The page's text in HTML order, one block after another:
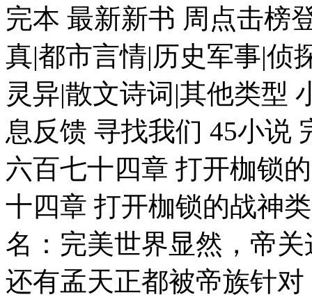
完本 最新新书 周点击榜
真|都市言情|历史军事|侦
灵异|散文诗词|其他类型
息反馈 寻找我们 45小说
六百七十四章 打开枷锁
十四章 打开枷锁的战神
名：完美世界显然，帝
还有孟天正都被帝族针